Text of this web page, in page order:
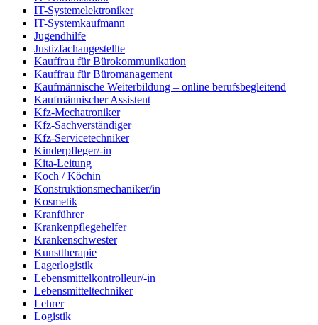
IT-Systemelektroniker
IT-Systemkaufmann
Jugendhilfe
Justizfachangestellte
Kauffrau für Bürokommunikation
Kauffrau für Büromanagement
Kaufmännische Weiterbildung – online berufsbegleitend
Kaufmännischer Assistent
Kfz-Mechatroniker
Kfz-Sachverständiger
Kfz-Servicetechniker
Kinderpfleger/-in
Kita-Leitung
Koch / Köchin
Konstruktionsmechaniker/in
Kosmetik
Kranführer
Krankenpflegehelfer
Krankenschwester
Kunsttherapie
Lagerlogistik
Lebensmittelkontrolleur/-in
Lebensmitteltechniker
Lehrer
Logistik